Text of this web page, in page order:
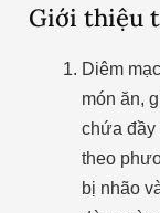
Giới thiệu
Diêm
món ăn,
chứa đầy
theo
bị nhão